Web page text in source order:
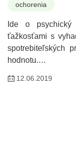
ochorenia
Ide o psychický
ťažkosťami s
spotrebiteľských
hodnotu.…
12.06.2019